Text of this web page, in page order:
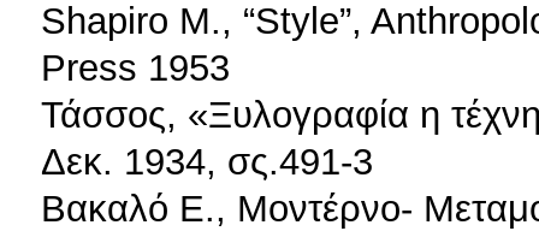
Shapiro M., “Style”,
Press 1953
Τάσσος, «Ξυλογραφία η
Δεκ. 1934, σς.491-3
Βακαλό Ε., Μοντέρνο-